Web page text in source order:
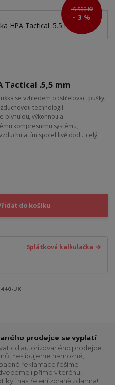
15 500 Kč
- 3 %
Tactical .5,5 mm
se vzhledem odstřelovací pušky,
technologií.
plynulou, výkonnou a
kompresnímu systému,
a tím spolehlivě dod... celý
do košíku
Splátková kalkulačka
UK
prodejce se vyplatí
od autorizovaného prodejce,
neslibujeme nemožné,
reklamace řešíme
i přímo v terénu,
i nastřelení zbraně zdarma!!